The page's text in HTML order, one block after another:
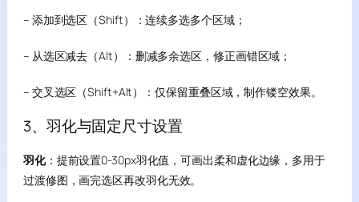
– 添加到选区（Shift）：连续多选多个区域；
– 从选区减去（Alt）：删减多余选区，修正画错区域；
– 交叉选区（Shift+Alt）：仅保留重叠区域，制作镂空效果。
3、羽化与固定尺寸设置
羽化：提前设置0-30px羽化值，可画出柔和虚化边缘，多用于
过渡修图，画完选区再改羽化无效。